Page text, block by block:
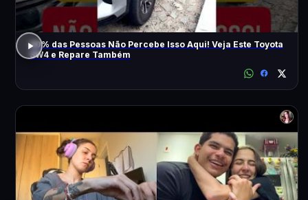
90% das Pessoas Não Percebe Isso Aqui! Veja Este Toyota
SW4 e Repare Também